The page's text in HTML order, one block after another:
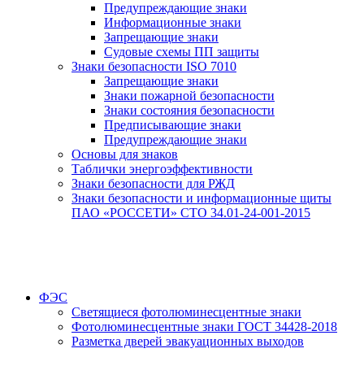
Предупреждающие знаки
Информационные знаки
Запрещающие знаки
Судовые схемы ПП защиты
Знаки безопасности ISO 7010
Запрещающие знаки
Знаки пожарной безопасности
Знаки состояния безопасности
Предписывающие знаки
Предупреждающие знаки
Основы для знаков
Таблички энергоэффективности
Знаки безопасности для РЖД
Знаки безопасности и информационные щиты
ПАО «РОССЕТИ» СТО 34.01-24-001-2015
ФЭС
Светящиеся фотолюминесцентные знаки
Фотолюминесцентные знаки ГОСТ 34428-2018
Разметка дверей эвакуационных выходов